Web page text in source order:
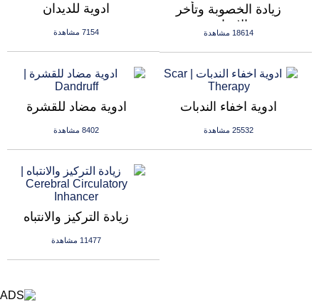
ادوية للديدان
7154 مشاهدة
زيادة الخصوبة وتأخر
الانجاب
18614 مشاهدة
ادوية مضاد للقشرة
8402 مشاهدة
ادوية اخفاء الندبات
25532 مشاهدة
زيادة التركيز والانتباه
11477 مشاهدة